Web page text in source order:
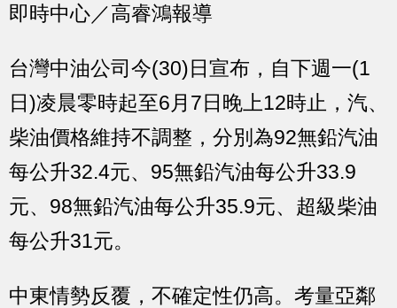
即時中心／高睿鴻報導
台灣中油公司今(30)日宣布，自下週一(1
日)凌晨零時起至6月7日晚上12時止，汽、
柴油價格維持不調整，分別為92無鉛汽油
每公升32.4元、95無鉛汽油每公升33.9
元、98無鉛汽油每公升35.9元、超級柴油
每公升31元。
中東情勢反覆，不確定性仍高。考量亞鄰